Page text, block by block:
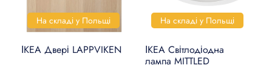
На складі у Польщі
ІКЕА Двері LAPPVIKEN
На складі у Польщі
ІКЕА Світлодіодна
лампа MITTLED